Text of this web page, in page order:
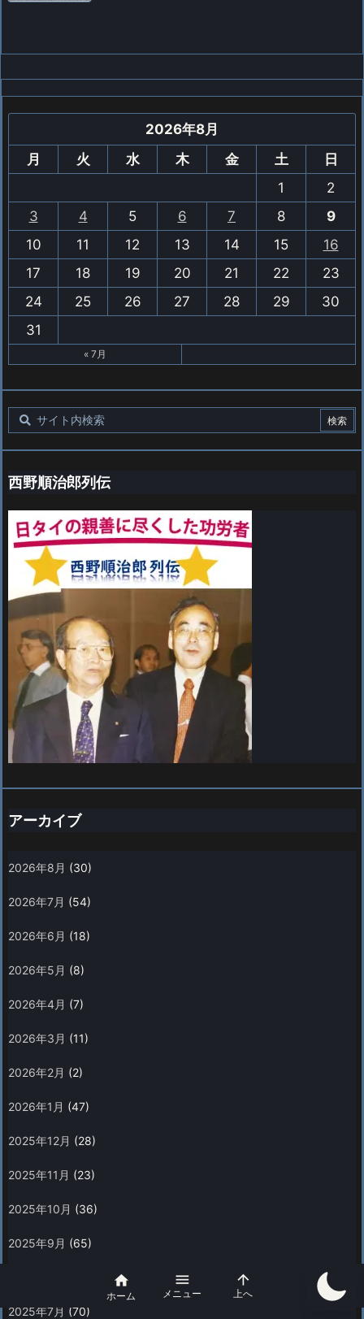
2026年8月
月
火 水 木 金 土
日
1
2
3
4 5 6 7 8
9
10
11 12 13 14 15
16
17
18 19 20 21 22
23
24
25 26 27 28 29
30
31
« 7月
西野順治郎列伝
アーカイブ
2026年8月 (30)
2026年7月 (54)
2026年6月 (18)
2026年5月 (8)
2026年4月 (7)
2026年3月 (11)
2026年2月 (2)
2026年1月 (47)
2025年12月 (28)
2025年11月 (23)
2025年10月 (36)
2025年9月 (65)
2025年7月 (70)

ホーム

メニュー

上へ